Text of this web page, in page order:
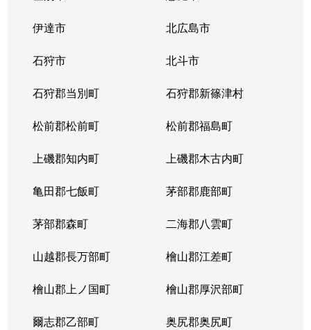
伊達市 北広島市
石狩市 北斗市
石狩郡当別町 石狩郡新篠津村
松前郡松前町 松前郡福島町
上磯郡知内町 上磯郡木古内町
亀田郡七飯町 茅部郡鹿部町
茅部郡森町 二海郡八雲町
山越郡長万部町 檜山郡江差町
檜山郡上ノ国町 檜山郡厚沢部町
爾志郡乙部町 奥尻郡奥尻町